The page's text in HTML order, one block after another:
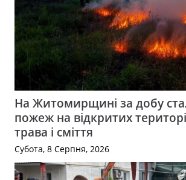
На Житомирщині за добу
пожеж на відкритих
трава і сміття
Субота, 8 Серпня, 2026